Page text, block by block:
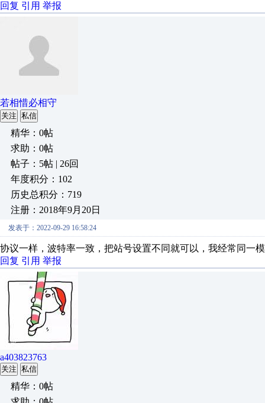
回复 引用 举报
若相惜必相守
关注 私信
精华：0帖
求助：0帖
帖子：5帖 | 26回
年度积分：102
历史总积分：719
注册：2018年9月20日
发表于：2022-09-29 16:58:24
协议一样，波特率一致，把站号设置不同就可以，我经常同一
回复 引用 举报
a403823763
关注 私信
精华：0帖